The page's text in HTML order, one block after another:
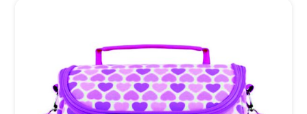
Eu concordo em receber comunicações.
A nossa empresa está comprometida a proteger e respeitar
sua privacidade, utilizaremos seus dados apenas para fins
de marketing. Você pode alterar suas preferências a
qualquer momento.